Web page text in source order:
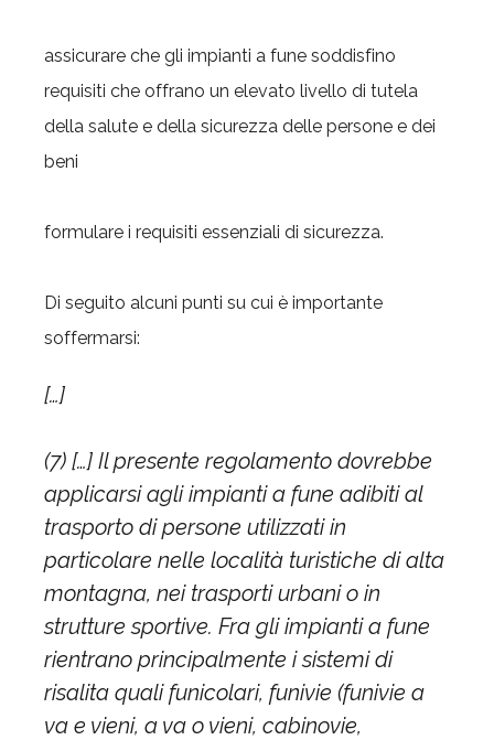
assicurare che gli impianti a fune soddisfino
requisiti che offrano un elevato livello di tutela
della salute e della sicurezza delle persone e dei
beni
formulare i requisiti essenziali di sicurezza.
Di seguito alcuni punti su cui è importante
soffermarsi:
[…]
(7) […] Il presente regolamento dovrebbe
applicarsi agli impianti a fune adibiti al
trasporto di persone utilizzati in
particolare nelle località turistiche di alta
montagna, nei trasporti urbani o in
strutture sportive. Fra gli impianti a fune
rientrano principalmente i sistemi di
risalita quali funicolari, funivie (funivie a
va e vieni, a va o vieni, cabinovie,